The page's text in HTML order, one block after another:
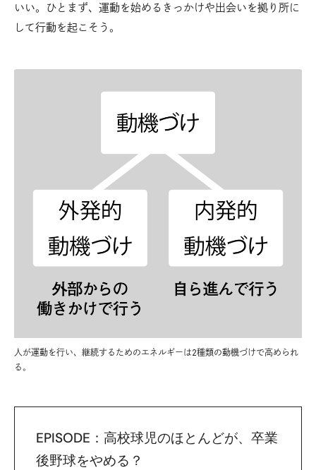
いい。ひとまず、運動を始めるきっかけや出会いを拠り所に
して行動を起こそう。
人が運動を行い、継続するためのエネルギーは2種類の動機づけで高められ
る。
EPISODE：高校球児のほとんどが、卒業
後野球をやめる？